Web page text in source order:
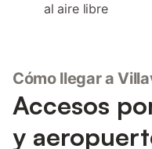
al aire libre
Cómo llegar a
Accesos
y